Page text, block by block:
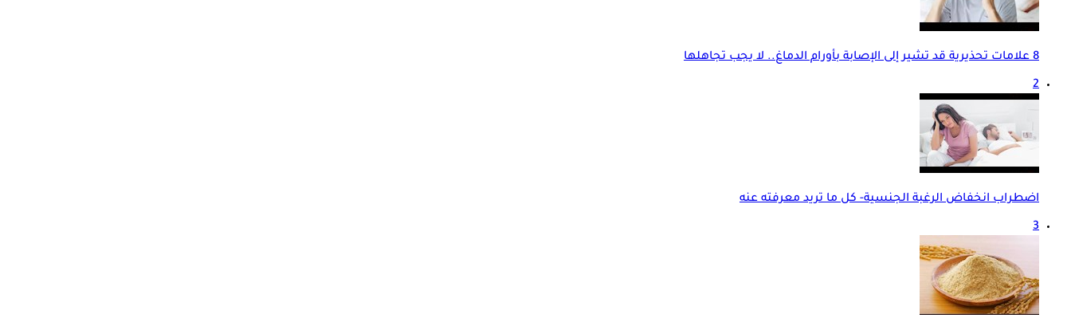
8 علامات تحذيرية قد تشير إلى الإصابة بأورام الدماغ.. لا يجب تجاهلها
2
اضطراب انخفاض الرغبة الجنسية- كل ما تريد معرفته عنه
3